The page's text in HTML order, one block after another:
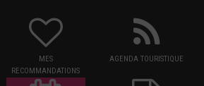
MES
RECOMMANDATIONS
AGENDA TOURISTIQUE